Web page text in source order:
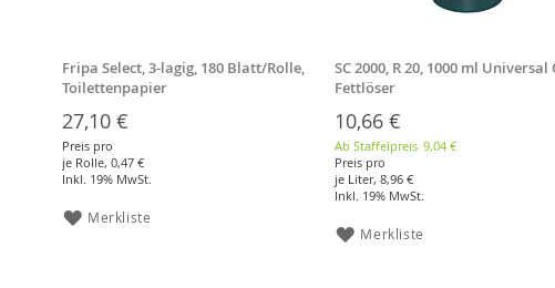
Fripa Select, 3-lagig, 180 Blatt/Rolle,
Toilettenpapier
27,10 €
Preis pro
je Rolle, 0,47 €
Inkl. 19% MwSt.
Merkliste
SC 2000, R 20, 1000 ml Universal
Fettlöser
10,66 €
Ab Staffelpreis 9,04 €
Preis pro
je Liter,8,96 €
Inkl. 19% MwSt.
Merkliste